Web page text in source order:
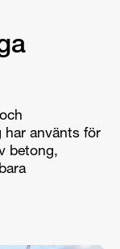
har använts för
betong,